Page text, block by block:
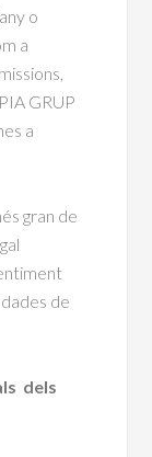
o
a
GRUP
a
gran de
de
dels